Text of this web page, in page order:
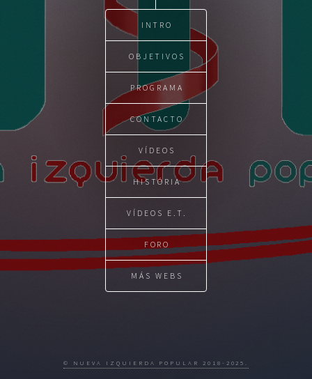
INTRO
OBJETIVOS
PROGRAMA
CONTACTO
VÍDEOS
HISTÓRIA
VÍDEOS E.T.
FORO
MÁS WEBS
© NUEVA IZQUIERDA POPULAR 2018-2025.